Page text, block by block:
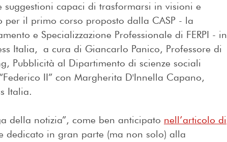
suggestioni capaci di trasformarsi in visioni e
per il primo corso proposto dalla CASP - la
e Specializzazione Professionale di FERPI - in
Italia, a cura di Giancarlo Panico, Professore di
Pubblicità al Dipartimento di scienze sociali
II” con Margherita D'Innella Capano,
Italia.
della notizia”, come ben anticipato nell’articolo di
dedicato in gran parte (ma non solo) alla